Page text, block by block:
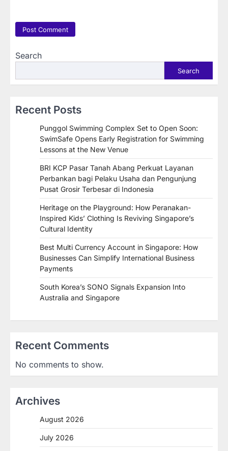
Search
Search
Recent Posts
Punggol Swimming Complex Set to Open Soon:
SwimSafe Opens Early Registration for Swimming
Lessons at the New Venue
BRI KCP Pasar Tanah Abang Perkuat Layanan
Perbankan bagi Pelaku Usaha dan Pengunjung
Pusat Grosir Terbesar di Indonesia
Heritage on the Playground: How Peranakan-
Inspired Kids’ Clothing Is Reviving Singapore’s
Cultural Identity
Best Multi Currency Account in Singapore: How
Businesses Can Simplify International Business
Payments
South Korea’s SONO Signals Expansion Into
Australia and Singapore
Recent Comments
No comments to show.
Archives
August 2026
July 2026